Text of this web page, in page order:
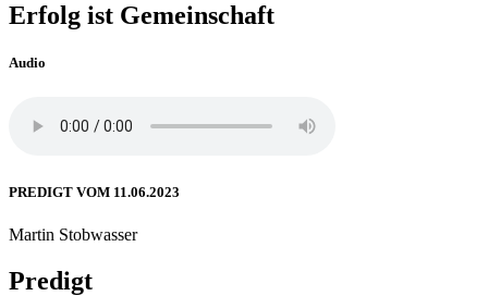
Erfolg ist Gemeinschaft
Audio
PREDIGT VOM 11.06.2023
Martin Stobwasser
Predigt